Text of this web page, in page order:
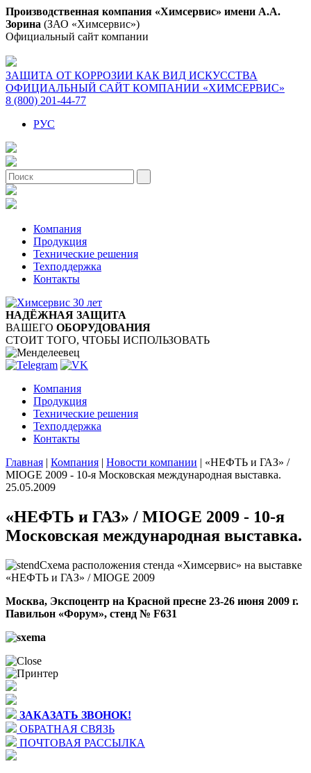
Производственная компания «Химсервис» имени А.А.
Зорина (ЗАО «Химсервис»)
Официальный сайт компании
ЗАЩИТА ОТ КОРРОЗИИ КАК ВИД ИСКУССТВА
ОФИЦИАЛЬНЫЙ САЙТ КОМПАНИИ «ХИМСЕРВИС»
8 (800) 201-44-77
РУС
Компания
Продукция
Технические решения
Техподдержка
Контакты
НАДЁЖНАЯ ЗАЩИТА
ВАШЕГО ОБОРУДОВАНИЯ
СТОИТ ТОГО, ЧТОБЫ ИСПОЛЬЗОВАТЬ
Компания
Продукция
Технические решения
Техподдержка
Контакты
Главная | Компания | Новости компании | «НЕФТЬ и ГАЗ» /
MIOGE 2009 - 10-я Московская международная выставка.
25.05.2009
«НЕФТЬ и ГАЗ» / MIOGE 2009 - 10-я
Московская международная выставка.
Схема расположения стенда «Химсервис» на выставке
«НЕФТЬ и ГАЗ» / MIOGE 2009
Москва, Экспоцентр на Красной пресне 23-26 июня 2009 г.
Павильон «Форум», стенд № F631
ЗАКАЗАТЬ ЗВОНОК!
ОБРАТНАЯ СВЯЗЬ
ПОЧТОВАЯ РАССЫЛКА